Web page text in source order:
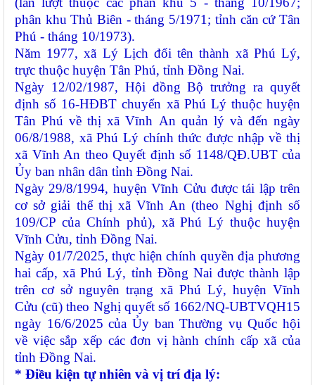
phân khu Thủ Biên - tháng 5/1971; tỉnh căn cứ Tân
Phú - tháng 10/1973).
Năm 1977, xã Lý Lịch đổi tên thành xã Phú Lý,
trực thuộc huyện Tân Phú, tỉnh Đồng Nai.
Ngày 12/02/1987, Hội đồng Bộ trưởng ra quyết
định số 16-HĐBT chuyển xã Phú Lý thuộc huyện
Tân Phúvềthị xã Vĩnh An quản lývà đến ngày
06/8/1988, xã Phú Lý chính thức được nhập về thị
xã Vĩnh An theo Quyết định số 1148/QĐ.UBT của
Ủy ban nhân dân tỉnh Đồng Nai.
Ngày 29/8/1994, huyện Vĩnh Cửu được tái lập trên
cơ sở giải thể thị xã Vĩnh An (theo Nghị định số
109/CP của Chính phủ), xã Phú Lý thuộc huyện
Vĩnh Cửu, tỉnh Đồng Nai.
Ngày 01/7/2025, thực hiện chính quyền địa phương
hai cấp, xã Phú Lý, tỉnh Đồng Nai được thành lập
trên cơ sở nguyên trạng xã Phú Lý, huyện Vĩnh
Cửu (cũ) theo Nghị quyết số 1662/NQ-UBTVQH15
ngày 16/6/2025 của Ủy ban Thường vụ Quốc hội
về việc sắp xếp các đơn vị hành chính cấp xã của
tỉnh Đồng Nai.
* Điều kiện tự nhiên và vị trí địa lý: